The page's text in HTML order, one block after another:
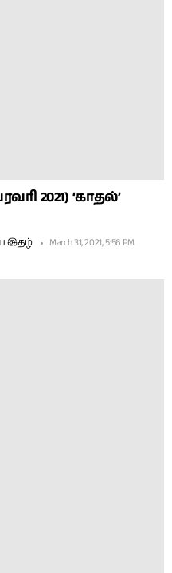
2021) ‘காதல்’
இதழ் March 31, 2021, 5:56 PM